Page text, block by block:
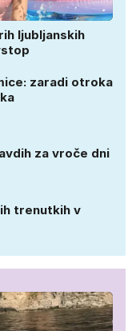
ljubljanskih
zaradi otroka
za vroče dni
trenutkih v